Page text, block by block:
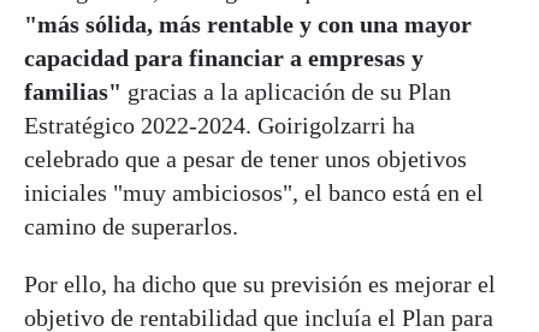
"más sólida, más rentable y con una mayor
capacidad para financiar a empresas y
familias" gracias a la aplicación de su Plan
Estratégico 2022-2024. Goirigolzarri ha
celebrado que a pesar de tener unos objetivos
iniciales "muy ambiciosos", el banco está en el
camino de superarlos.
Por ello, ha dicho que su previsión es mejorar el
objetivo de rentabilidad que incluía el Plan para